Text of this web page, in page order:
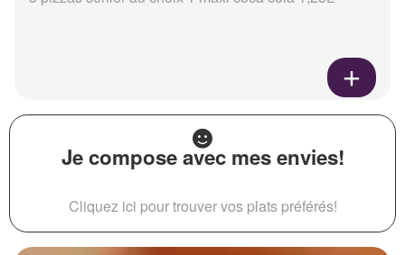
Je compose avec mes envies!
Cliquez ici pour trouver vos plats préférés!